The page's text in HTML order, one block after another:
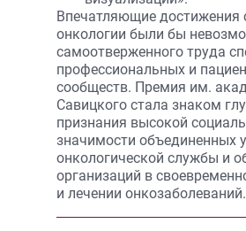
Впечатляющие достижения
онкологии были бы
самоотверженного труда
профессиональных и
сообществ. Премия им.
Савицкого стала знаком
признания высокой
значимости объединенных
онкологической службы и
организаций в
и лечении онкозаболеваний.